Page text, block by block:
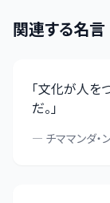
関連する名言
「文化が人を
だ。」
— チママンダ・